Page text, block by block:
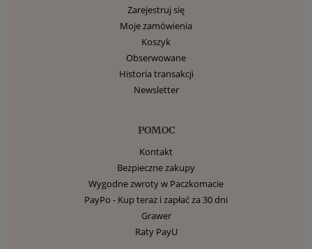
Zarejestruj się
Moje zamówienia
Koszyk
Obserwowane
Historia transakcji
Newsletter
POMOC
Kontakt
Bezpieczne zakupy
Wygodne zwroty w Paczkomacie
PayPo - Kup teraz i zapłać za 30 dni
Grawer
Raty PayU